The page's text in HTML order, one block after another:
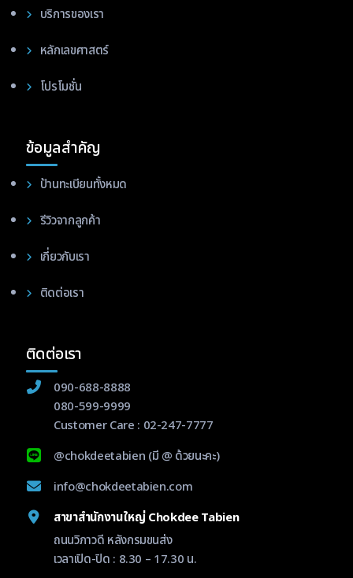
บริการของเรา
หลักเลขศาสตร์
โปรโมชั่น
ข้อมูลสำคัญ
ป้านทะเบียนทั้งหมด
รีวิวจากลูกค้า
เกี่ยวกับเรา
ติดต่อเรา
ติดต่อเรา
090-688-8888
080-599-9999
Customer Care : 02-247-7777
@chokdeetabien (มี @ ด้วยนะคะ)
info@chokdeetabien.com
สาขาสำนักงานใหญ่ Chokdee Tabien
ถนนวิภาวดี หลังกรมขนส่ง
เวลาเปิด-ปิด : 8.30 – 17.30 น.